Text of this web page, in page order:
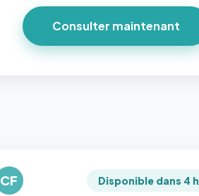
Consulter maintenant
CF Disponible dans 4 h